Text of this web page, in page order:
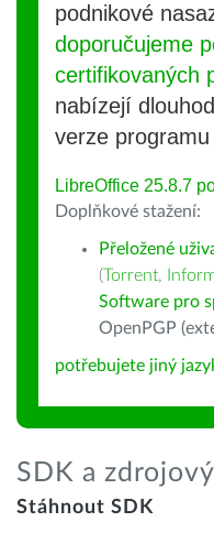
podnikové
doporučujeme
certifikovaných
nabízejí
verze
LibreOffice 25.8.7
Doplňkové stažení:
Přeložené
(Torrent,
Software pro
OpenPGP
potřebujete jiný
SDK a
Stáhnout SDK